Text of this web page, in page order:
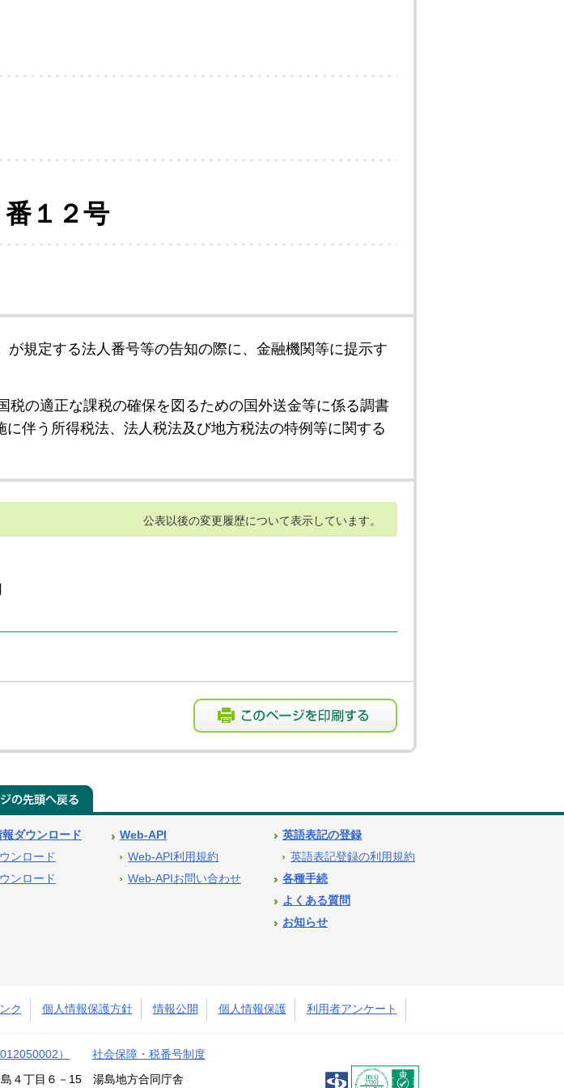
１２号
規定する法人番号等の告知の際に、金融機関等に提示す
税の適正な課税の確保を図るための国外送金等に係る調書
伴う所得税法、法人税法及び地方税法の特例等に関する
公表以後の変更履歴について表示しています。
ダウンロード
ンロード
ンロード
Web-API
Web-API利用規約
Web-APIお問い合わせ
英語表記の登録
英語表記登録の利用規約
各種手続
よくある質問
お知らせ
ク 個人情報保護方針 情報公開 個人情報保護 利用者アンケート
） 社会保障・税番号制度
４丁目６－15 湯島地方合同庁舎